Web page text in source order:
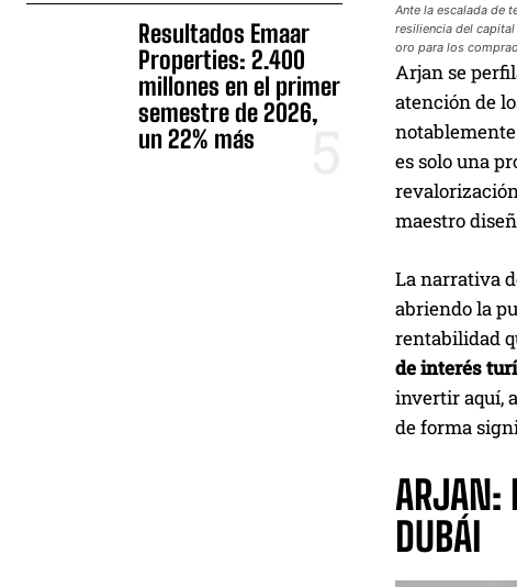
Resultados Emaar
Properties: 2.400
millones en el primer
semestre de 2026,
un 22% más
Ante la escalada de
resiliencia del
oro para los
Arjan se
atención de
es solo una
maestro
La narrativa
abriendo la
rentabilidad
de interés
invertir aquí,
de forma
ARJAN:
DUBÁI